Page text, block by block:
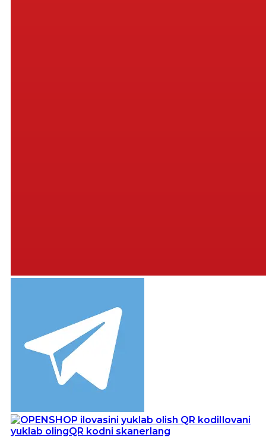
Ilovani
yuklab olingQR kodni skanerlang